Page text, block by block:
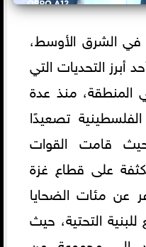
الشرق الأوسط،
أبرز التحديات التي
المنطقة، منذ عدة
تصعيدًا
قامت القوات
على قطاع غزة
عن مئات الضحايا
التحتية، حيث